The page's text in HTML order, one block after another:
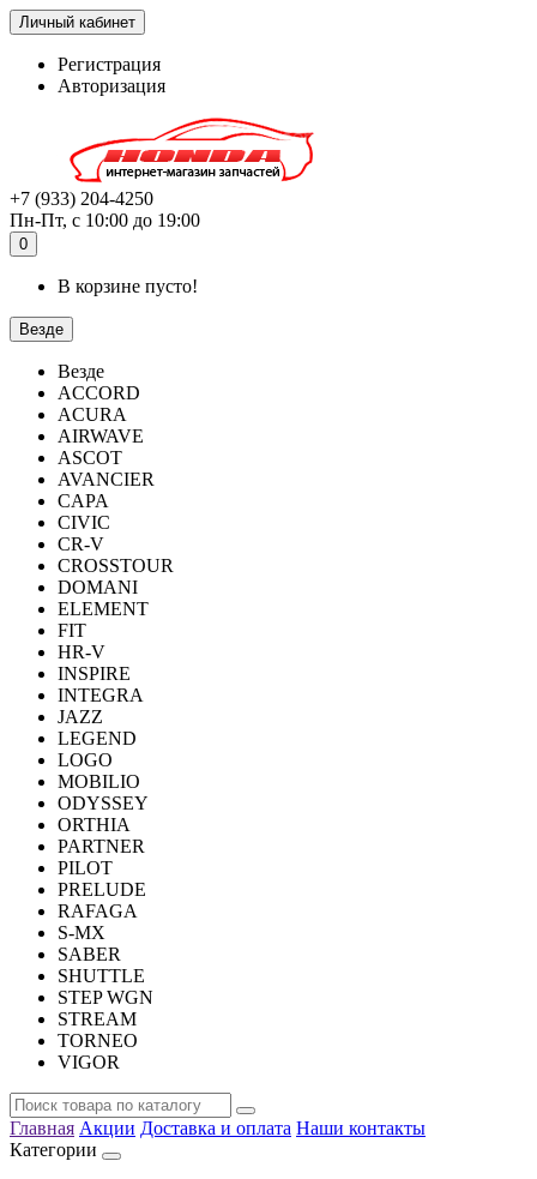
Личный кабинет
Регистрация
Авторизация
+7 (933) 204-4250
Пн-Пт, с 10:00 до 19:00
0
В корзине пусто!
Везде
Везде
ACCORD
ACURA
AIRWAVE
ASCOT
AVANCIER
CAPA
CIVIC
CR-V
CROSSTOUR
DOMANI
ELEMENT
FIT
HR-V
INSPIRE
INTEGRA
JAZZ
LEGEND
LOGO
MOBILIO
ODYSSEY
ORTHIA
PARTNER
PILOT
PRELUDE
RAFAGA
S-MX
SABER
SHUTTLE
STEP WGN
STREAM
TORNEO
VIGOR
Главная Акции Доставка и оплата Наши контакты
Категории